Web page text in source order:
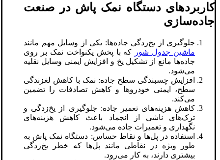
کاربردهای دستگاه نمک پاش در صنعت
جاده‌سازی
جلوگیری از یخ‌زدگی جاده‌ها: یکی از وسایل مهم مانند
ماشین جدول شور
که با پخش یکنواخت نمک بر روی
جاده‌ها مانع از تشکیل یخ و افزایش ایمنی وسایل نقلیه
می‌شود.
افزایش چسبندگی سطح جاده: نمک با کاهش لغزندگی
سطح، ایمنی خودروها و کاهش تصادفات را تضمین
می‌کند.
کاهش هزینه‌های تعمیر جاده: جلوگیری از یخ‌زدگی و
ترک‌های ناشی از انجماد باعث کاهش هزینه‌های
نگهداری و تعمیرات جاده می‌شود.
استفاده در پل‌ها و نقاط حساس: دستگاه نمک پاش به
طور ویژه در نقاطی مانند پل‌ها که خطر یخ‌زدگی
بیشتری دارند، به کار می‌رود.